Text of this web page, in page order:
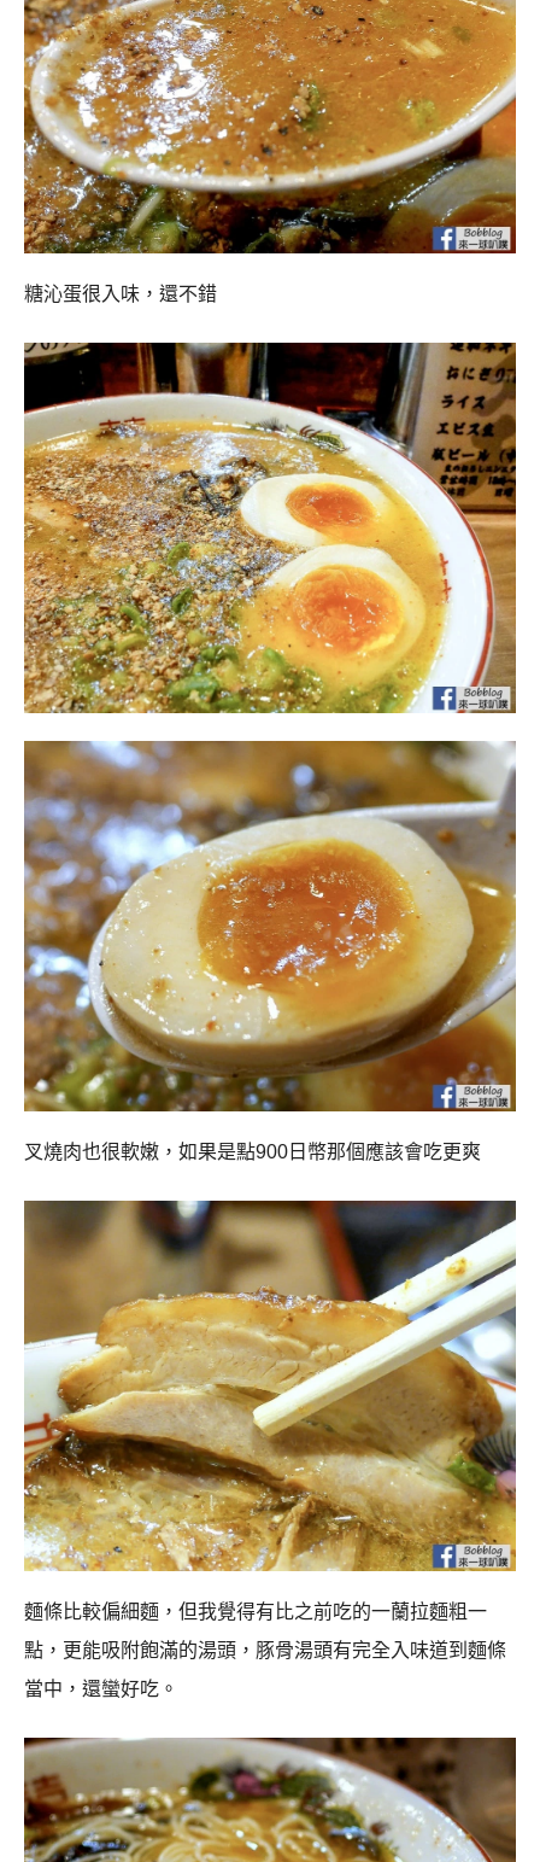
糖沁蛋很入味，還不錯
叉燒肉也很軟嫩，如果是點900日幣那個應該會吃更爽
麵條比較偏細麵，但我覺得有比之前吃的一蘭拉麵粗一
點，更能吸附飽滿的湯頭，豚骨湯頭有完全入味道到麵條
當中，還蠻好吃。